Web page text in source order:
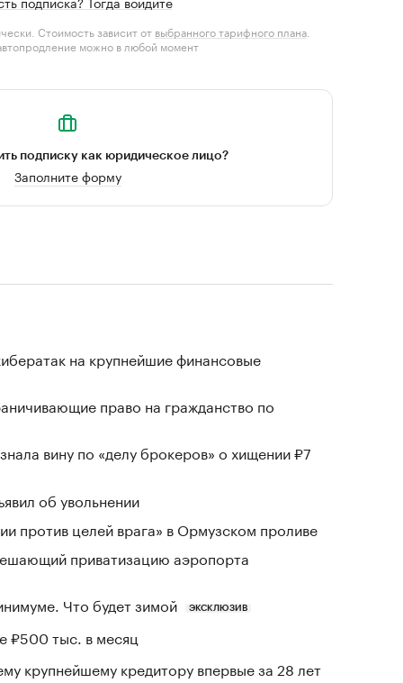
Стоимость зависит от выбранного тарифного плана.
можно в любой момент
подписку как юридическое лицо?
Заполните форму
на крупнейшие финансовые
право на гражданство по
вину по «делу брокеров» о хищении ₽7
об увольнении
против целей врага» в Ормузском проливе
приватизацию аэропорта
Что будет зимой
ЭКСКЛЮЗИВ
₽500 тыс. в месяц
крупнейшему кредитору впервые за 28 лет